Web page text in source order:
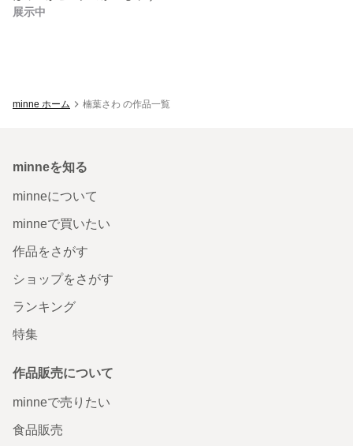
展示中
minne ホーム 楠葉さわ の作品一覧
minneを知る
minneについて
minneで買いたい
作品をさがす
ショップをさがす
ランキング
特集
作品販売について
minneで売りたい
食品販売